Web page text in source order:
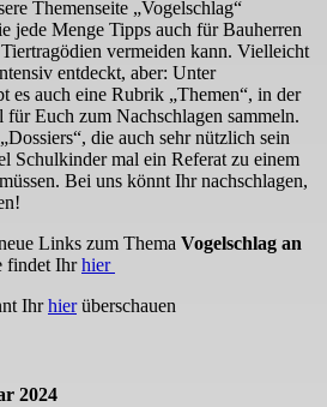
Themenseite „Vogelschlag“
jede Menge Tipps auch für Bauherren
vermeiden kann. Vielleicht
entdeckt, aber: Unter
es auch eine Rubrik „Themen“, in der
Euch zum Nachschlagen sammeln.
die auch sehr nützlich sein
Schulkinder mal ein Referat zu einem
Bei uns könnt Ihr nachschlagen,
Links zum Thema Vogelschlag an
findet Ihrhier
Ihrhierüberschauen
2024